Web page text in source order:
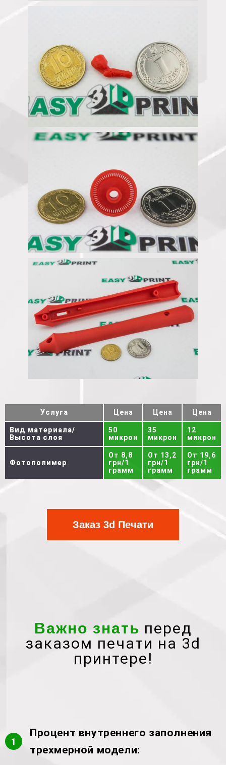
Услуга Цена Цена Цена
Вид материала/
Высота слоя
50
микрон
35
микрон
12
микрон
Фотополимер
От 8,8
грн/1
грамм
От 13,2
грн/1
грамм
От 19,6
грн/1
грамм
Заказ 3d Печати
Важно знать перед
заказом печати на 3d
принтере!
1
Процент внутреннего заполнения
трехмерной модели: